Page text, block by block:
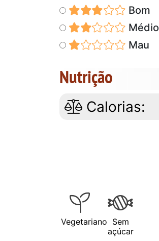
Bom
Médio
Mau
Nutrição
Calorias:
Vegetariano Sem
açúcar